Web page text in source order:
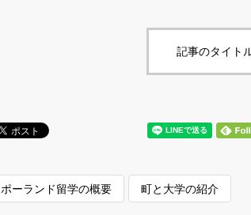
記事のタイト
ポーランド留学の概要 町と大学の紹介